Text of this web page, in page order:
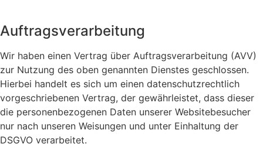
Auftragsverarbeitung
Wir haben einen Vertrag über Auftragsverarbeitung (AVV)
zur Nutzung des oben genannten Dienstes geschlossen.
Hierbei handelt es sich um einen datenschutzrechtlich
vorgeschriebenen Vertrag, der gewährleistet, dass dieser
die personenbezogenen Daten unserer Websitebesucher
nur nach unseren Weisungen und unter Einhaltung der
DSGVO verarbeitet.